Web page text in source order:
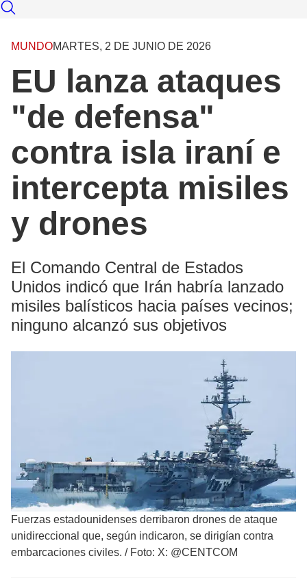
MUNDOMARTES, 2 DE JUNIO DE 2026
EU lanza ataques
"de defensa"
contra isla iraní e
intercepta misiles
y drones
El Comando Central de Estados
Unidos indicó que Irán habría lanzado
misiles balísticos hacia países vecinos;
ninguno alcanzó sus objetivos
Fuerzas estadounidenses derribaron drones de ataque
unidireccional que, según indicaron, se dirigían contra
embarcaciones civiles. / Foto: X: @CENTCOM